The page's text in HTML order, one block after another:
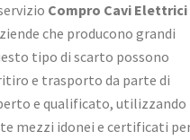
Compro Cavi Elettrici
che producono grandi
tipo di scarto possono
e trasporto da parte di
e qualificato, utilizzando
mezzi idonei e certificati